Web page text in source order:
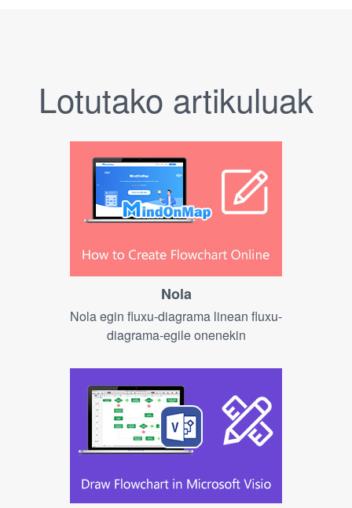
Lotutako artikuluak
Nola
Nola egin fluxu-diagrama linean fluxu-
diagrama-egile onenekin